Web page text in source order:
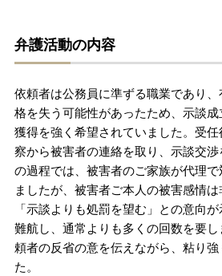
弁護活動の内容
依頼者は公務員に準ずる職業であり
格を失う可能性があったため、示談
獲得を強く希望されていました。受
察から被害者の連絡を取り、示談交
の過程では、被害者のご家族が代理
ましたが、被害者ご本人の被害感情
「示談よりも処罰を望む」との意向
難航し、通常よりも多くの回数を要
頼者の反省の意を伝えながら、粘り
た。